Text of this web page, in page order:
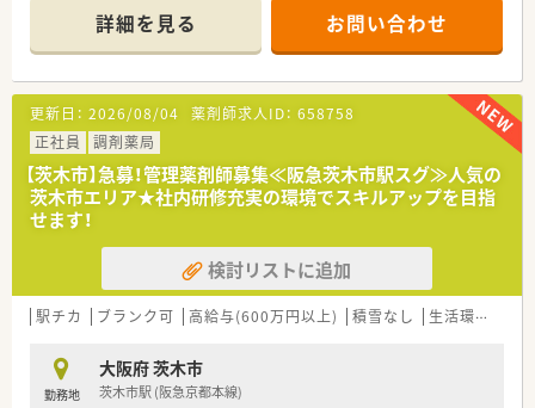
＊------------------------------------------＊
【店舗情報と応需状況について】
■阪急京都本線の茨木市駅から徒歩で3分ほどの場所に位置して
おり、天候が悪い日でもストレスなく毎日の通勤が可能です。
■近隣の複数のクリニックより内科や産科および婦人科をはじ
め、皮膚科や整形外科、外科など多岐にわたる科目を応需しま
す。
■外来の処方箋枚数は1日あたり40枚から50枚となっており、そ
れとは別に30名程度の施設在宅業務にも注力しています。
【想定される業務内容】
■多科目の面処方箋に基づく正確な調剤業務や監査業務をはじ
め、来局された患者様への親切で丁寧な服薬指導を行います。
■高齢者施設へ入所されている約30名の患者様を対象とした、
お薬のセットや訪問服薬管理といった在宅医療業務に携わりま
■管理薬剤師として、店舗にある医薬品の在庫管理のほか、本部
と連携を取りながら日々の薬局運営に関する実務を行います。
詳細を見る お問い合わせ
更新日： 2026/08/04 薬剤師求人ID： 658758
正社員
調剤薬局
【茨木市】急募！管理薬剤師募集≪阪急茨木市駅スグ≫人気の
茨木市エリア★社内研修充実の環境でスキルアップを目指
せます！
検討リストに追加
駅チカ ブランク可 高給与(600万円以上) 積雪なし 生活環境充実
勤務地
大阪府 茨木市
茨木市駅 (阪急京都本線)